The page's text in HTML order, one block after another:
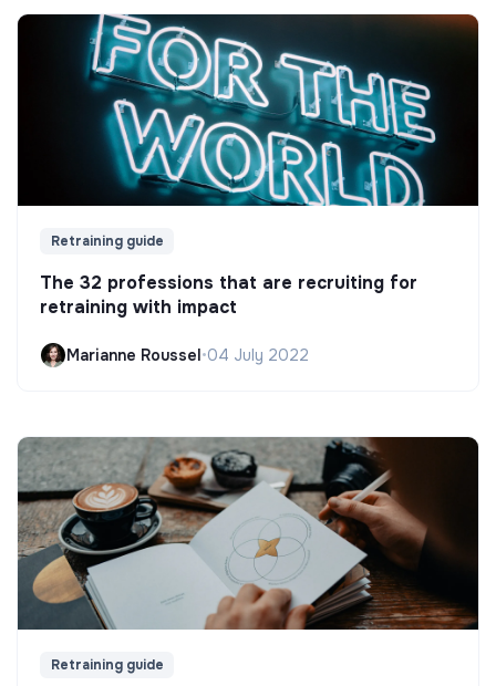
Retraining guide
The 32 professions that are recruiting for
retraining with impact
Marianne Roussel•04 July 2022
Retraining guide